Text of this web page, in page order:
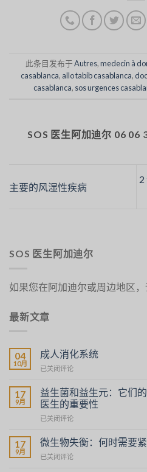
此条目发布于Autres,medecin à
casablanca, allo tabib casablanca,
casablanca, sos urgences
SOS 医生阿加迪尔 06 06
主要的风湿性疾病
2
SOS 医生阿加迪尔
如果您在阿加迪尔或周边地区
最新文章
04
10月
成人消化系统
La
chez
l’Adulte
已关闭评论
17
9月
益生菌和益生元：它们
医生的重要性
Probiotiques
Prébiotiques
Leur
已关闭评论
17
9月
微生物失衡：何时需要
Déséquilibres
已关闭评论